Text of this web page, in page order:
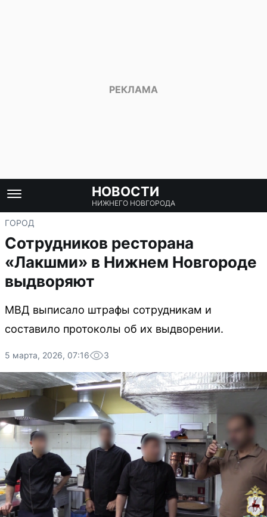
НОВОСТИ
НИЖНЕГО НОВГОРОДА
ГОРОД
Сотрудников ресторана
«Лакшми» в Нижнем Новгороде
выдворяют
МВД выписало штрафы сотрудникам и
составило протоколы об их выдворении.
5 марта, 2026, 07:16 3